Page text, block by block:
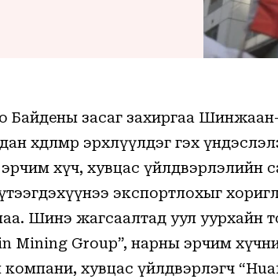
Байдены засаг захиргаа
хөдөлмөр эрхлүүлдэг гэх
хүч, хувцас үйлдвэрлэлийн
экспортлохыг
Шинэ жагсаалтад уул уурхайн
Mining Group”, нарны эрчим
хувцас үйлдвэрлэгч